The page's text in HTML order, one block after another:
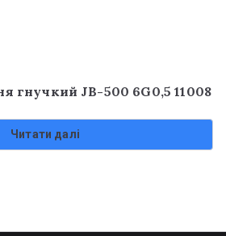
гнучкий JB-500 6G0,5 11008
Читати далі